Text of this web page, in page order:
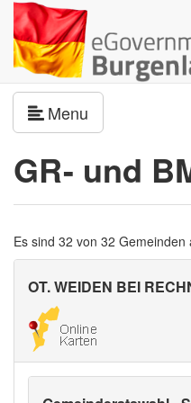
Menu
GR- und
Es sind 32 von 32 Gemeinden
OT. WEIDEN BEI